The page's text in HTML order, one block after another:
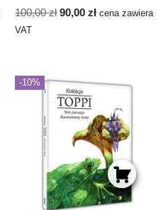
100,00zł 90,00zł cena zawiera
VAT
-10%